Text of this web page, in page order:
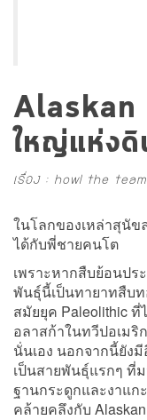
Alaskan
ใหญ่แห่งดิ
เรื่อง : howl the
ในโลกของเหล่าสุนัข
ได้กับพี่ชายคนโต
เพราะหากสืบย้อนปร
พันธุ์นี้เป็นทายาทสืบ
สมัยยุค Paleolithic
อลาสก้าในทวีปอเมริ
นั่นเอง นอกจากนี้ยัง
เป็นสายพันธุ์แรกๆ ที่
ฐานกระดูกและงาแ
คล้ายคลึงกับ